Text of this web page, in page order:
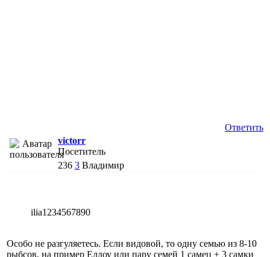
Ответить
victorr
Посетитель
236 3 Владимир
ilia1234567890
Особо не разгуляетесь. Если видовой, то одну семью из 8-10
рыбсов, на пример Еллоу или пару семей 1 самец + 3 самки